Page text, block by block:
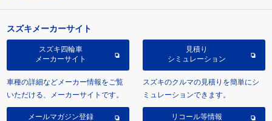
スズキメーカーサイト
スズキ四輪車
メーカーサイト
車種の詳細などメーカー情報をご覧
いただける、メーカーサイトです。
見積り
シミュレーション
スズキのクルマの見積りを簡単にシ
ミュレーションできます。
メールマガジン登録 リコール等情報